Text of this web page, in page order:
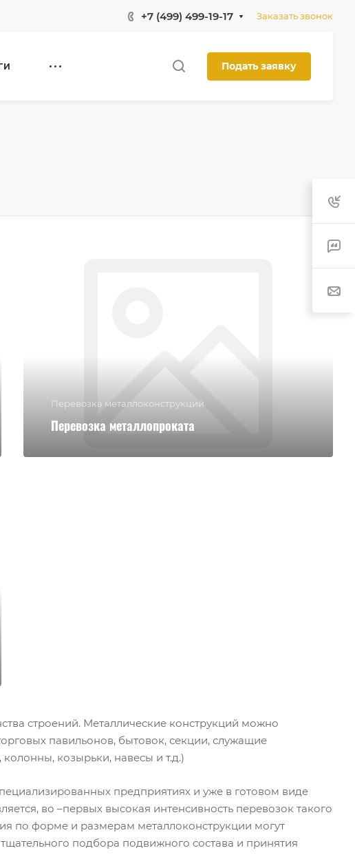
+7 (499) 499-19-17 Заказать звонок
Подать заявку
Перевозка металлоконструкций
Перевозка металлопроката
строений. Металлические конструкций можно
павильонов, бытовок, секции, служащие
козырьки, навесы и т.д.)
предприятиях и уже в готовом виде
во –первых высокая интенсивность перевозок такого
по форме и размерам металлоконструкции могут
подбора подвижного состава и принятия